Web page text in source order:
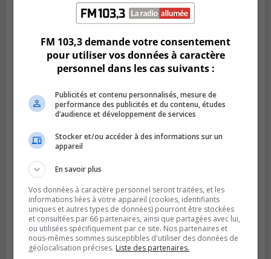
Publié le 5 août 2026 à 09h42
La SQ lance un appel à la population pour
retrouver un homme disparu
BOUCHERVILLE
Publié le 5 août 2026 à 06h54
La SQ recense 18 décès pendant les
vacances de la construction
FM 103,3 demande votre consentement
pour utiliser vos données à caractère
personnel dans les cas suivants :
Publicités et contenu personnalisés, mesure de
performance des publicités et du contenu, études
d’audience et développement de services
Stocker et/ou accéder à des informations sur un
appareil
En savoir plus
Vos données à caractère personnel seront traitées, et les
informations liées à votre appareil (cookies, identifiants
uniques et autres types de données) pourront être stockées
et consultées par 66 partenaires, ainsi que partagées avec lui,
ou utilisées spécifiquement par ce site. Nos partenaires et
nous-mêmes sommes susceptibles d'utiliser des données de
géolocalisation précises. Liste des partenaires.